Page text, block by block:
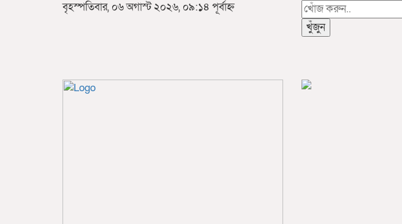
বৃহস্পতিবার, ০৬ অগাস্ট ২০২৬, ০৯:১৪ পূর্বাহ্ন
খুঁজুন